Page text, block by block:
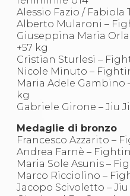
Alessio Fazio / Fabiola
Alberto Mularoni –
Giuseppina Maria
+57 kg
Cristian Sturlesi –
Nicole Minuto –
Maria Adele Gambino
kg
Gabriele Girone – Jiu
Medaglie di bronzo
Francesco Azzarito –
Andrea Farnè –
Maria Sole Asunis –
Marco Ricciolino –
Jacopo Scivoletto – Jiu